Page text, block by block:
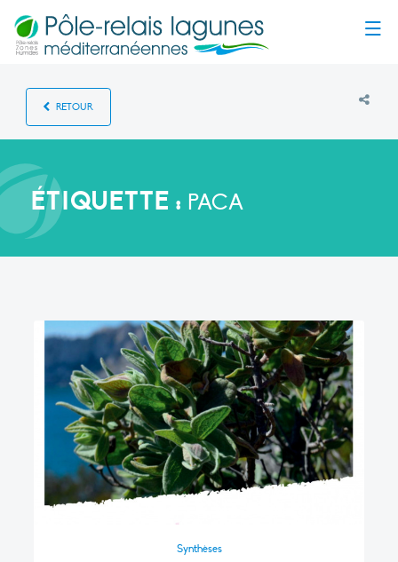
RETOUR
ÉTIQUETTE : PACA
Synthèses